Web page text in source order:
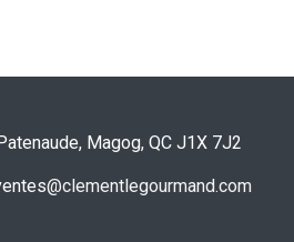
Magog, QC J1X 7J2
@clementlegourmand.com